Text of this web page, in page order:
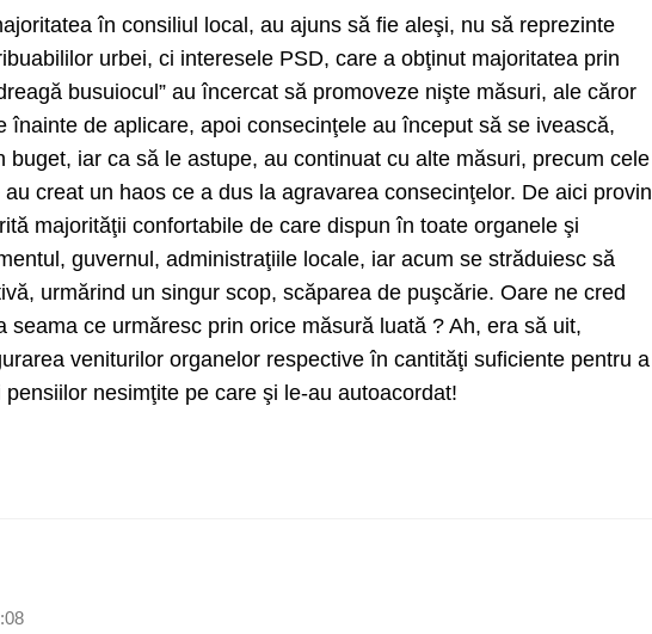
în consiliul local, au ajuns să fie aleşi, nu să reprezinte
urbei, ci interesele PSD, care a obţinut majoritatea prin
busuiocul” au încercat să promoveze nişte măsuri, ale căror
înainte de aplicare, apoi consecinţele au început să se ivească,
buget, iar ca să le astupe, au continuat cu alte măsuri, precum cele
creat un haos ce a dus la agravarea consecinţelor. De aici provin
majorităţii confortabile de care dispun în toate organele şi
guvernul, administraţiile locale, iar acum se străduiesc să
urmărind un singur scop, scăparea de puşcărie. Oare ne cred
seama ce urmăresc prin orice măsură luată ? Ah, era să uit,
veniturilor organelor respective în cantităţi suficiente pentru a
nesimţite pe care şi le-au autoacordat!